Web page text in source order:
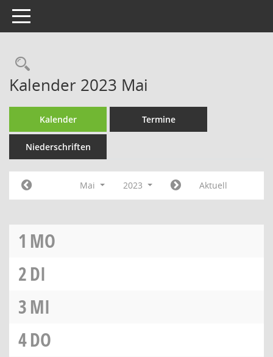
Toggle navigation
Rechercheauswahl
Kalender 2023 Mai
Kalender Termine
Niederschriften
Mai 2023 Aktuell
1 MO
2DI
3MI
4DO